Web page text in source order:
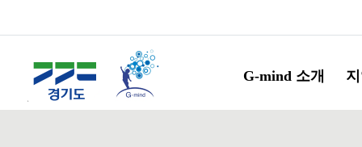
G-mind 소개